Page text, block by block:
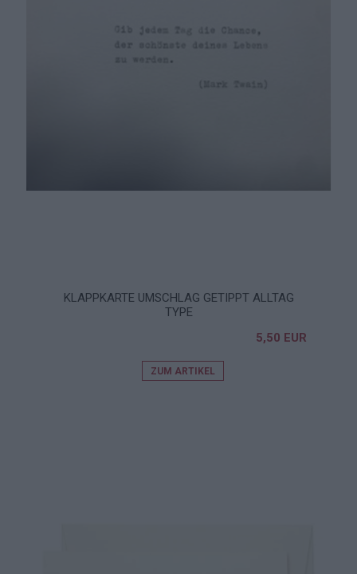
KLAPPKARTE UMSCHLAG GETIPPT ALLTAG
TYPE
5,50 EUR
ZUM ARTIKEL